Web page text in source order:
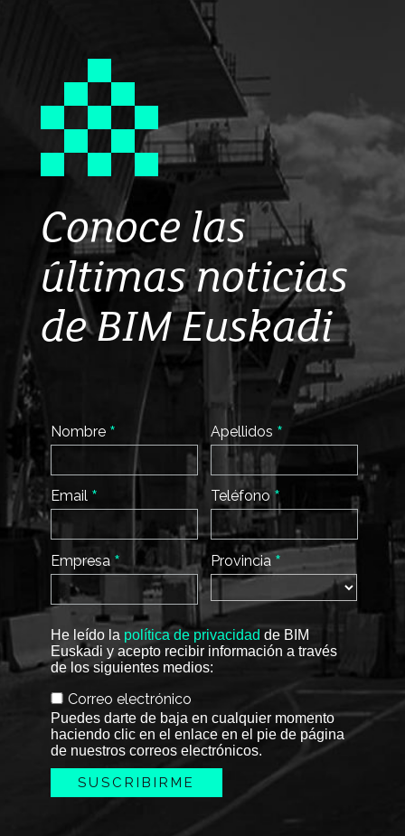
Conoce las
últimas noticias
de BIM Euskadi
Nombre *
Email *
Empresa *
Apellidos *
Teléfono *
Provincia *
He leído la política de privacidad de BIM
Euskadi y acepto recibir información a través
de los siguientes medios:
Correo electrónico
Puedes darte de baja en cualquier momento
haciendo clic en el enlace en el pie de página
de nuestros correos electrónicos.